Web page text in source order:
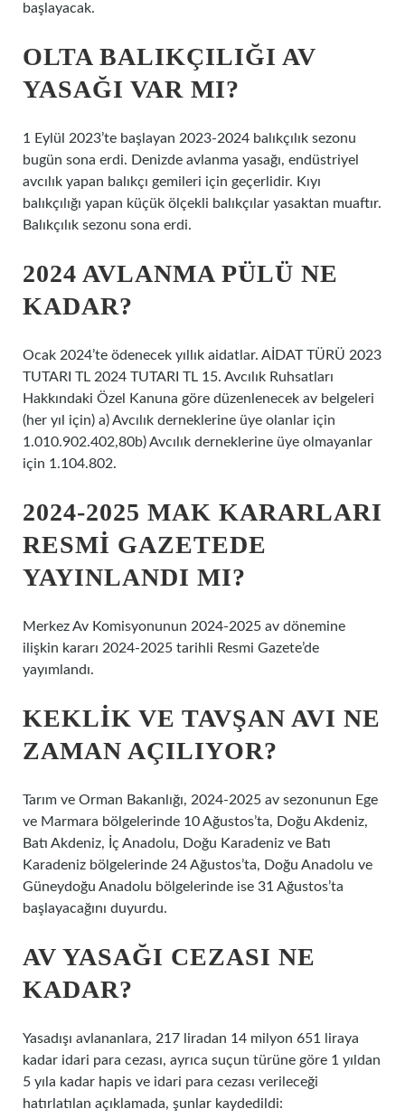
başlayacak.
OLTA BALIKÇILIĞI AV
YASAĞI VAR MI?
1 Eylül 2023’te başlayan 2023-2024 balıkçılık sezonu
bugün sona erdi. Denizde avlanma yasağı, endüstriyel
avcılık yapan balıkçı gemileri için geçerlidir. Kıyı
balıkçılığı yapan küçük ölçekli balıkçılar yasaktan muaftır.
Balıkçılık sezonu sona erdi.
2024 AVLANMA PÜLÜ NE
KADAR?
Ocak 2024’te ödenecek yıllık aidatlar. AİDAT TÜRÜ 2023
TUTARI TL 2024 TUTARI TL 15. Avcılık Ruhsatları
Hakkındaki Özel Kanuna göre düzenlenecek av belgeleri
(her yıl için) a) Avcılık derneklerine üye olanlar için
1.010.902.402,80b) Avcılık derneklerine üye olmayanlar
için 1.104.802.
2024-2025 MAK KARARLARI
RESMI GAZETEDE
YAYINLANDI MI?
Merkez Av Komisyonunun 2024-2025 av dönemine
ilişkin kararı 2024-2025 tarihli Resmi Gazete’de
yayımlandı.
KEKLIK VE TAVŞAN AVI NE
ZAMAN AÇILIYOR?
Tarım ve Orman Bakanlığı, 2024-2025 av sezonunun Ege
ve Marmara bölgelerinde 10 Ağustos’ta, Doğu Akdeniz,
Batı Akdeniz, İç Anadolu, Doğu Karadeniz ve Batı
Karadeniz bölgelerinde 24 Ağustos’ta, Doğu Anadolu ve
Güneydoğu Anadolu bölgelerinde ise 31 Ağustos’ta
başlayacağını duyurdu.
AV YASAĞI CEZASI NE
KADAR?
Yasadışı avlananlara, 217 liradan 14 milyon 651 liraya
kadar idari para cezası, ayrıca suçun türüne göre 1 yıldan
5 yıla kadar hapis ve idari para cezası verileceği
hatırlatılan açıklamada, şunlar kaydedildi: